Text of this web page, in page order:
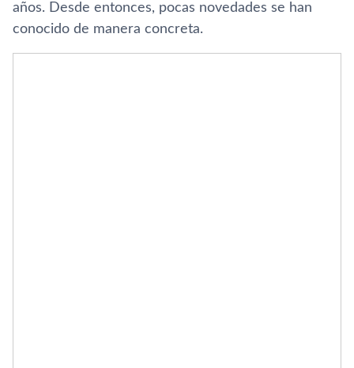
años. Desde entonces, pocas novedades se han
conocido de manera concreta.